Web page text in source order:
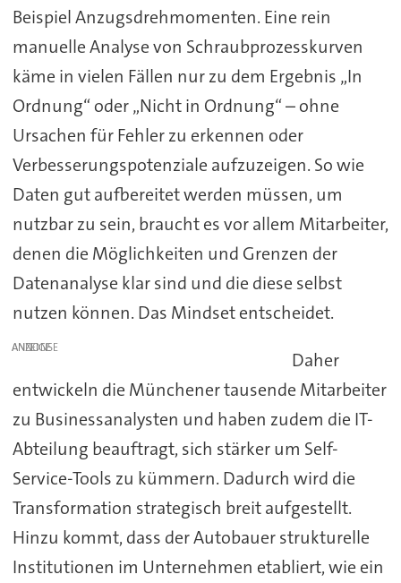
Beispiel Anzugsdrehmomenten. Eine rein
manuelle Analyse von Schraubprozesskurven
käme in vielen Fällen nur zu dem Ergebnis „In
Ordnung“ oder „Nicht in Ordnung“ – ohne
Ursachen für Fehler zu erkennen oder
Verbesserungspotenziale aufzuzeigen. So wie
Daten gut aufbereitet werden müssen, um
nutzbar zu sein, braucht es vor allem Mitarbeiter,
denen die Möglichkeiten und Grenzen der
Datenanalyse klar sind und die diese selbst
nutzen können. Das Mindset entscheidet.
ANZEIGE
Daher
entwickeln die Münchener tausende Mitarbeiter
zu Businessanalysten und haben zudem die IT-
Abteilung beauftragt, sich stärker um Self-
Service-Tools zu kümmern. Dadurch wird die
Transformation strategisch breit aufgestellt.
Hinzu kommt, dass der Autobauer strukturelle
Institutionen im Unternehmen etabliert, wie ein